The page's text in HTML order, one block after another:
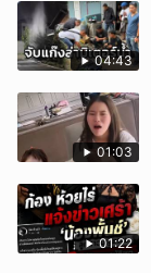
04:43
01:03
01:22